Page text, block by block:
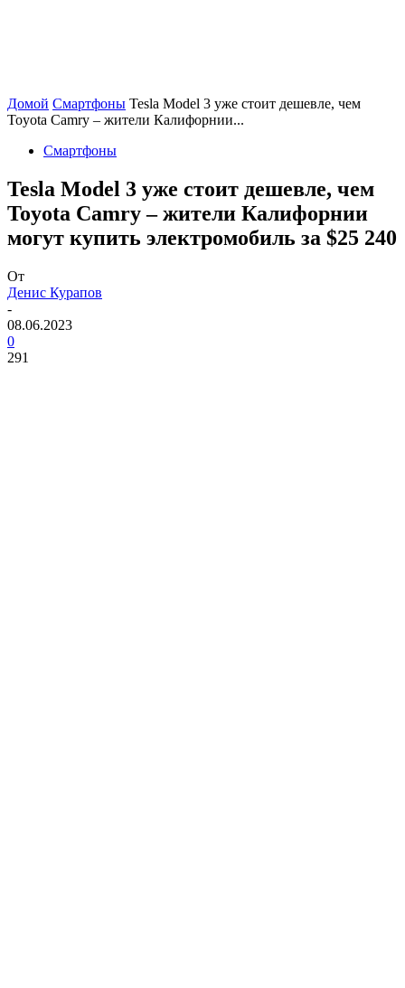
Домой Смартфоны Tesla Model 3 уже стоит дешевле, чем
Toyota Camry – жители Калифорнии...
Смартфоны
Tesla Model 3 уже стоит дешевле, чем
Toyota Camry – жители Калифорнии
могут купить электромобиль за $25 240
От
Денис Курапов
-
08.06.2023
0
291